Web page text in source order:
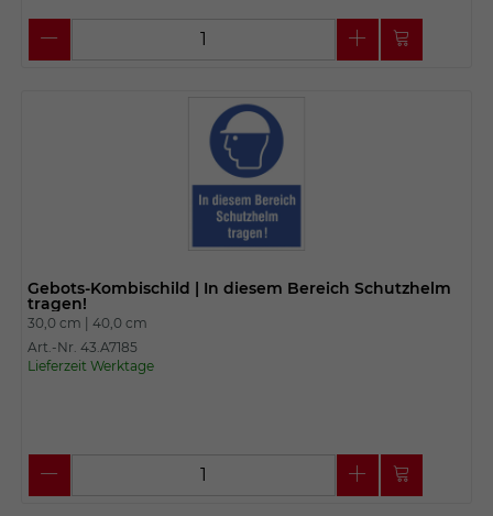
Gebots-Kombischild | In diesem Bereich Schutzhelm
tragen!
30,0 cm | 40,0 cm
Art.-Nr. 43.A7185
Lieferzeit Werktage